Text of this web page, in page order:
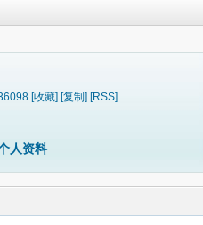
[收藏] [复制] [RSS]
人资料